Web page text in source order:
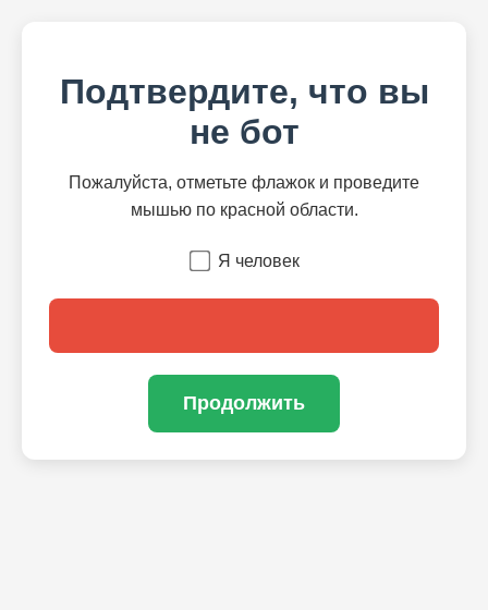
Подтвердите, что вы
не бот
Пожалуйста, отметьте флажок и проведите
мышью по красной области.
Я человек
Продолжить